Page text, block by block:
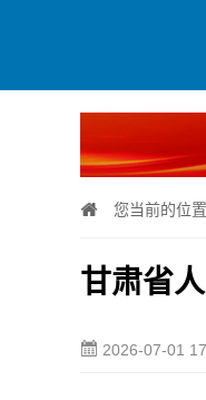
您当前的位
甘肃省
2026-07-01